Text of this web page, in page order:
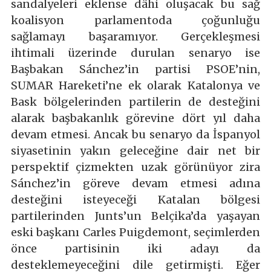
sandalyeleri eklense dâhi oluşacak bu sağ
koalisyon parlamentoda çoğunluğu
sağlamayı başaramıyor. Gerçekleşmesi
ihtimali üzerinde durulan senaryo ise
Başbakan Sánchez’in partisi PSOE’nin,
SUMAR Hareketi’ne ek olarak Katalonya ve
Bask bölgelerinden partilerin de desteğini
alarak başbakanlık görevine dört yıl daha
devam etmesi. Ancak bu senaryo da İspanyol
siyasetinin yakın geleceğine dair net bir
perspektif çizmekten uzak görünüyor zira
Sánchez’in göreve devam etmesi adına
desteğini isteyeceği Katalan bölgesi
partilerinden Junts’un Belçika’da yaşayan
eski başkanı Carles Puigdemont, seçimlerden
önce partisinin iki adayı da
desteklemeyeceğini dile getirmişti. Eğer